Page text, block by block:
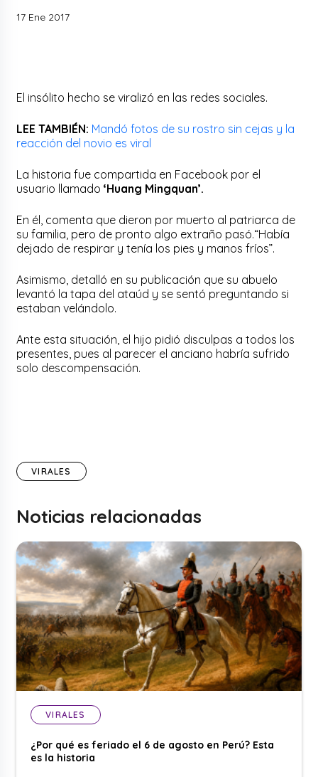
17 Ene 2017
El insólito hecho se viralizó en las redes sociales.
LEE TAMBIÉN: Mandó fotos de su rostro sin cejas y la
reacción del novio es viral
La historia fue compartida en Facebook por el
usuario llamado‘Huang Mingquan’.
En él, comenta que dieron por muerto al patriarca de
su familia, pero de pronto algo extraño pasó.“Había
dejado de respirar y tenía los pies y manos fríos”.
Asimismo, detalló en su publicación que su abuelo
levantó la tapa del ataúd y se sentó preguntando si
estaban velándolo.
Ante esta situación, el hijo pidió disculpas a todos los
presentes, pues al parecer el anciano habría sufrido
solo descompensación.
VIRALES
Noticias relacionadas
VIRALES
¿Por qué es feriado el 6 de agosto en Perú? Esta
es la historia